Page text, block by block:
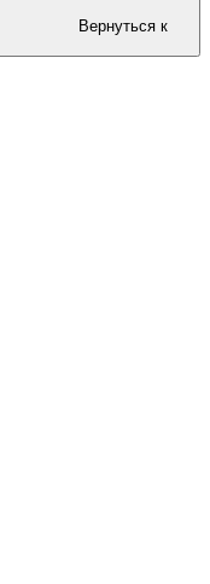
Вернуться к